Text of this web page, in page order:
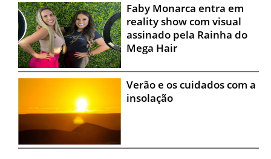
Faby Monarca entra em
reality show com visual
assinado pela Rainha do
Mega Hair
Verão e os cuidados com a
insolação